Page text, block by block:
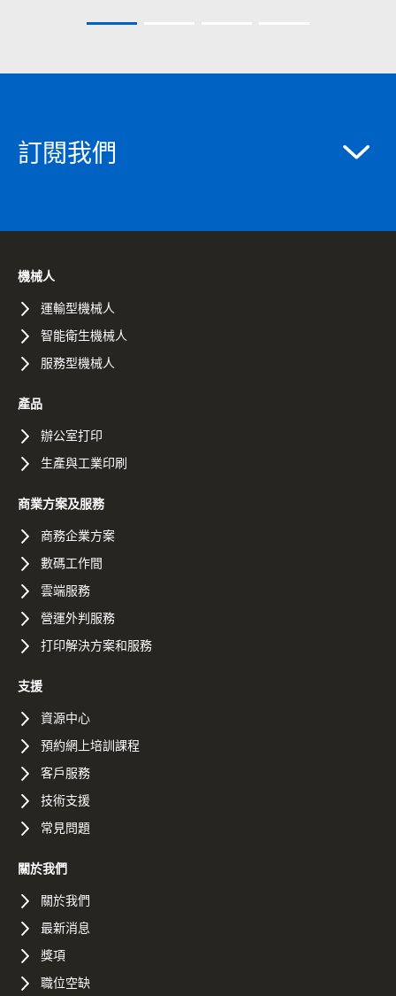
訂閱我們
機械人
運輸型機械人
智能衛生機械人
服務型機械人
產品
辦公室打印
生產與工業印刷
商業方案及服務
商務企業方案
數碼工作間
雲端服務
營運外判服務
打印解決方案和服務
支援
資源中心
預約網上培訓課程
客戶服務
技術支援
常見問題
關於我們
關於我們
最新消息
獎項
職位空缺